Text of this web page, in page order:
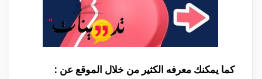
كما يمكنك معرفه الكثير من خلال الموقع عن :